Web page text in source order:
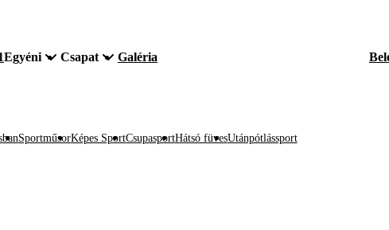
Egyéni Csapat Galéria
SportműsorKépes SportCsupasportHátsó füvesUtánpótlássport